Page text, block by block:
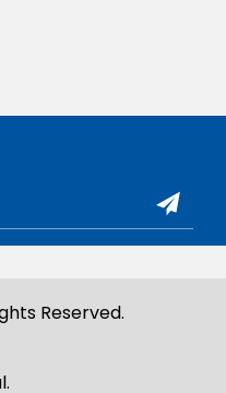
Reserved.
.